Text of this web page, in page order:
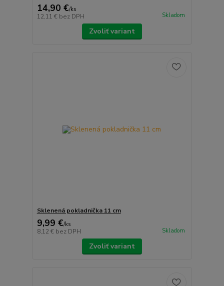
14,90 €/ks
12,11 € bez DPH Skladom
Zvoliť variant
Sklenená pokladnička 11 cm
9,99 €/ks
8,12 € bez DPH Skladom
Zvoliť variant